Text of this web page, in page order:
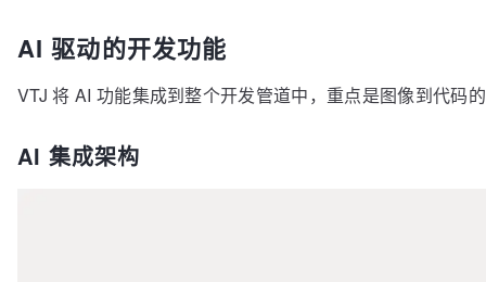
AI 驱动的开发功能
VTJ 将 AI 功能集成到整个开发管道中，重点是图像到代码
AI 集成架构